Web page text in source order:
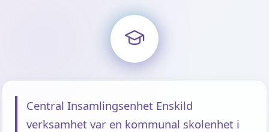
Central Insamlingsenhet Enskild
verksamhet var en kommunal skolenhet i